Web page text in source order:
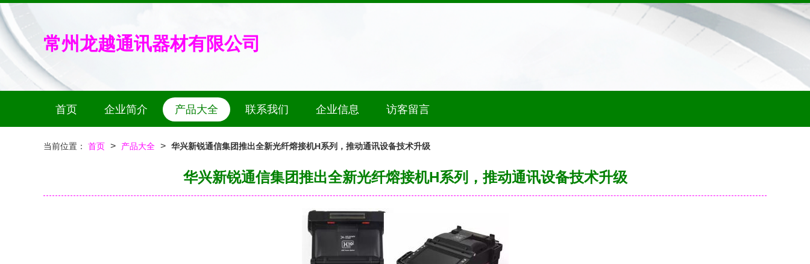
常州龙越通讯器材有限公司
首页 企业简介 产品大全 联系我们 企业信息 访客留言
当前位置： 首页 > 产品大全 > 华兴新锐通信集团推出全新光纤熔接机H系列，推动通讯设备技术升级
华兴新锐通信集团推出全新光纤熔接机H系列，推动通讯设备技术升级